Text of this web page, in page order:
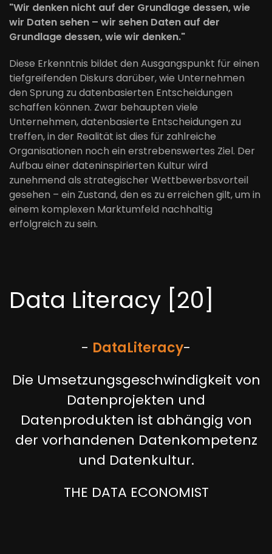
"Wir denken nicht auf der Grundlage dessen, wie
wir Daten sehen – wir sehen Daten auf der
Grundlage dessen, wie wir denken."
Diese Erkenntnis bildet den Ausgangspunkt für einen
tiefgreifenden Diskurs darüber, wie Unternehmen
den Sprung zu datenbasierten Entscheidungen
schaffen können. Zwar behaupten viele
Unternehmen, datenbasierte Entscheidungen zu
treffen, in der Realität ist dies für zahlreiche
Organisationen noch ein erstrebenswertes Ziel. Der
Aufbau einer dateninspirierten Kultur wird
zunehmend als strategischer Wettbewerbsvorteil
gesehen – ein Zustand, den es zu erreichen gilt, um in
einem komplexen Marktumfeld nachhaltig
erfolgreich zu sein.
Data Literacy [20]
- DataLiteracy-
Die Umsetzungsgeschwindigkeit von
Datenprojekten und
Datenprodukten ist abhängig von
der vorhandenen Datenkompetenz
und Datenkultur.
THE DATA ECONOMIST